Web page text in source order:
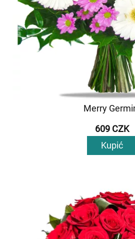
Merry
609 CZK
Kupić